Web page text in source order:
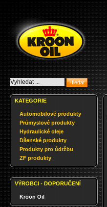
KATEGORIE
Automobilové produkty
Průmyslové produkty
Hydraulické oleje
Dílenské produkty
Produkty pro údržbu
ZF produkty
VÝROBCI - DOPORUČENÍ
Kroon Oil